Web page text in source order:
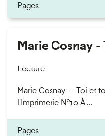
Pages
Marie Cosnay
Lecture
Marie Cosnay — Toi et
l'Imprimerie n°10 À ...
Pages